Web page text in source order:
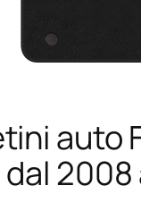
auto
2008